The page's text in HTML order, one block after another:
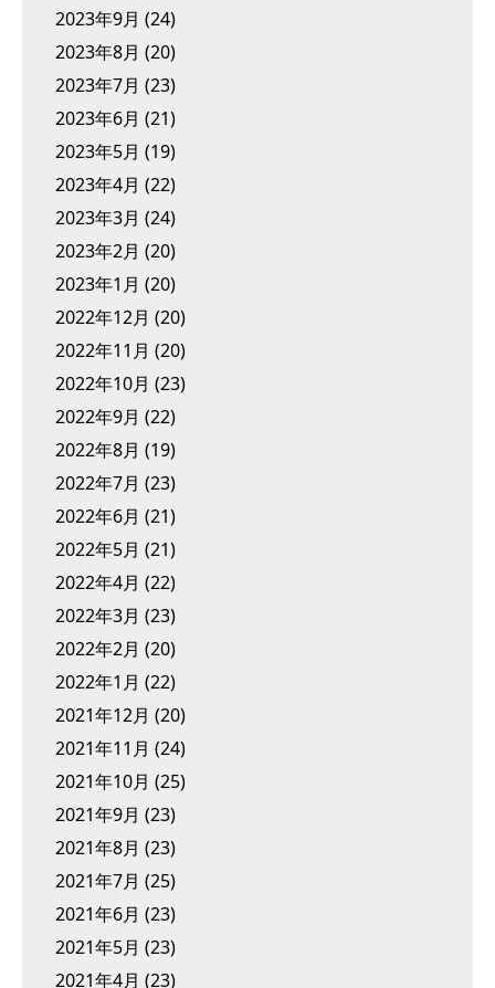
2023年9月 (24)
2023年8月 (20)
2023年7月 (23)
2023年6月 (21)
2023年5月 (19)
2023年4月 (22)
2023年3月 (24)
2023年2月 (20)
2023年1月 (20)
2022年12月 (20)
2022年11月 (20)
2022年10月 (23)
2022年9月 (22)
2022年8月 (19)
2022年7月 (23)
2022年6月 (21)
2022年5月 (21)
2022年4月 (22)
2022年3月 (23)
2022年2月 (20)
2022年1月 (22)
2021年12月 (20)
2021年11月 (24)
2021年10月 (25)
2021年9月 (23)
2021年8月 (23)
2021年7月 (25)
2021年6月 (23)
2021年5月 (23)
2021年4月 (23)